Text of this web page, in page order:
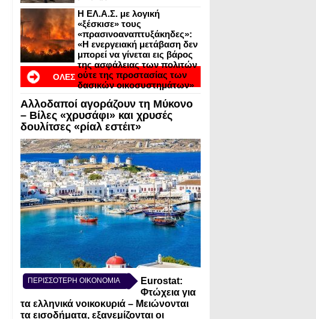
Η ΕΛ.Α.Σ. με λογική
«ξέσκισε» τους
«πρασινοαναπτυξάκηδες»:
«Η ενεργειακή μετάβαση δεν
μπορεί να γίνεται εις βάρος
της ασφάλειας των πολιτών
ούτε της προστασίας των
δασικών οικοσυστημάτων»
ΟΛΕΣ
ΟΙ
ΕΙΔΗΣΕΙΣ ΣΕ BLOGVIEW
Αλλοδαποί αγοράζουν τη Μύκονο
– Βίλες «χρυσάφι» και χρυσές
δουλίτσες «ρίαλ εστέιτ»
ΠΕΡΙΣΣΟΤΕΡΗ ΟΙΚΟΝΟΜΙΑ
Eurostat:
Φτώχεια για
τα ελληνικά νοικοκυριά – Μειώνονται
τα εισοδήματα, εξανεμίζονται οι